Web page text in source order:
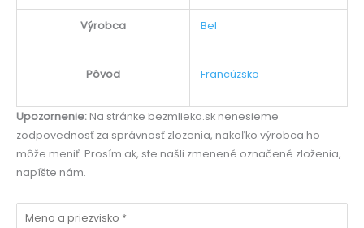
Výrobca Bel
Pôvod Francúzsko
Upozornenie:Na stránke bezmlieka.sk nenesieme
zodpovednosť za správnosť zlozenia, nakoľko výrobca ho
môže meniť. Prosím ak, ste našli zmenené označené zloženia,
napíšte nám.